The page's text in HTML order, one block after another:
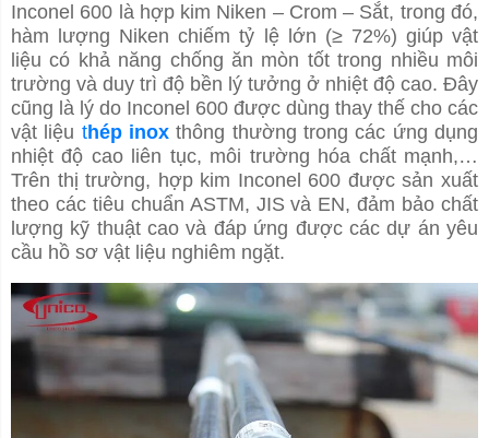
Inconel 600 là hợp kim Niken – Crom – Sắt, trong đó,
hàm lượng Niken chiếm tỷ lệ lớn (≥ 72%) giúp vật
liệu có khả năng chống ăn mòn tốt trong nhiều môi
trường và duy trì độ bền lý tưởng ở nhiệt độ cao. Đây
cũng là lý do Inconel 600 được dùng thay thế cho các
vật liệu thép inox thông thường trong các ứng dụng
nhiệt độ cao liên tục, môi trường hóa chất mạnh,…
Trên thị trường, hợp kim Inconel 600 được sản xuất
theo các tiêu chuẩn ASTM, JIS và EN, đảm bảo chất
lượng kỹ thuật cao và đáp ứng được các dự án yêu
cầu hồ sơ vật liệu nghiêm ngặt.